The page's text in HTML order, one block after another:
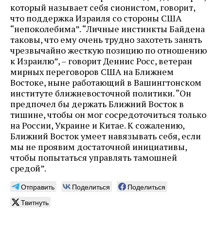
который называет себя сионистом, говорит,
что поддержка Израиля со стороны США
“непоколебима”. “Личные инстинкты Байдена
таковы, что ему очень трудно захотеть занять
чрезвычайно жесткую позицию по отношению
к Израилю”, – говорит Деннис Росс, ветеран
мирных переговоров США на Ближнем
Востоке, ныне работающий в Вашингтонском
институте ближневосточной политики. “Он
предпочел бы держать Ближний Восток в
тишине, чтобы он мог сосредоточиться только
на России, Украине и Китае. К сожалению,
Ближний Восток умеет навязывать себя, если
мы не проявим достаточной инициативы,
чтобы попытаться управлять тамошней
средой”.
Отправить Поделиться
Поделиться
Твитнуть